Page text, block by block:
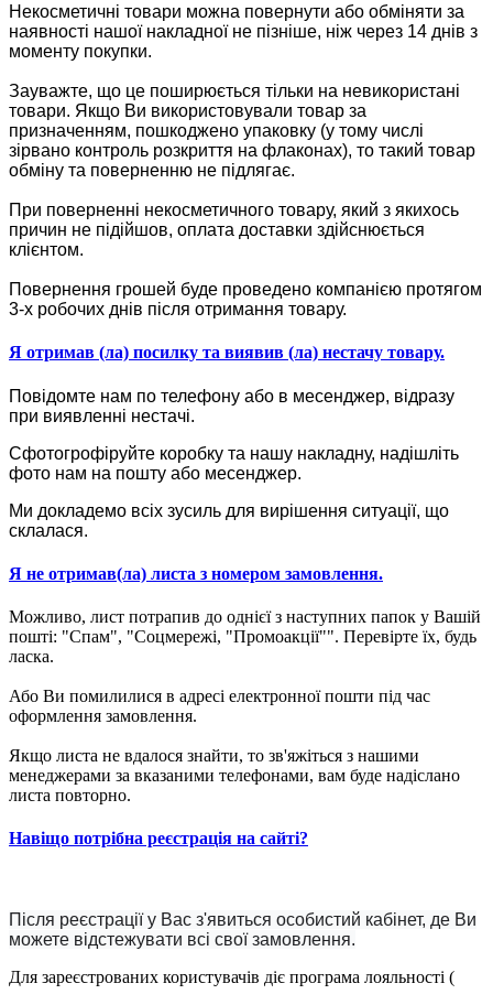
Некосметичні товари можна повернути або обміняти за
наявності нашої накладної не пізніше, ніж через 14 днів з
моменту покупки.
Зауважте, що це поширюється тільки на невикористані
товари. Якщо Ви використовували товар за
призначенням, пошкоджено упаковку (у тому числі
зірвано контроль розкриття на флаконах), то такий товар
обміну та поверненню не підлягає.
При поверненні некосметичного товару, який з якихось
причин не підійшов, оплата доставки здійснюється
клієнтом.
Повернення грошей буде проведено компанією протягом
3-х робочих днів після отримання товару.
Я отримав (ла) посилку та виявив (ла) нестачу товару.
Повідомте нам по телефону або в месенджер, відразу
при виявленні нестачі.
Сфотогрофіруйте коробку та нашу накладну, надішліть
фото нам на пошту або месенджер.
Ми докладемо всіх зусиль для вирішення ситуації, що
склалася.
Я не отримав(ла) листа з номером замовлення.
Можливо, лист потрапив до однієї з наступних папок у Вашій
пошті: "Спам", "Соцмережі, "Промоакції"". Перевірте їх, будь
ласка.
Або Ви помилилися в адресі електронної пошти під час
оформлення замовлення.
Якщо листа не вдалося знайти, то зв'яжіться з нашими
менеджерами за вказаними телефонами, вам буде надіслано
листа повторно.
Навіщо потрібна реєстрація на сайті?
Після реєстрації у Вас з'явиться особистий кабінет, де Ви
можете відстежувати всі свої замовлення.
Для зареєстрованих користувачів діє програма лояльності (